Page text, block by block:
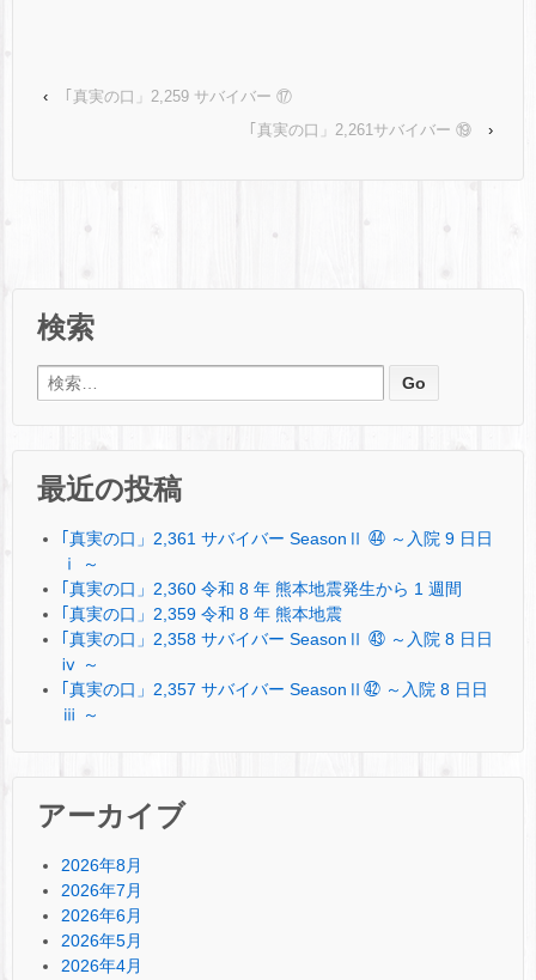
‹
｢真実の口」2,259 サバイバー ⑰
｢真実の口」2,261サバイバー ⑲
›
検索
検索:
最近の投稿
｢真実の口」2,361 サバイバー SeasonⅡ ㊹ ～入院 9 日日
ⅰ ～
｢真実の口」2,360 令和 8 年 熊本地震発生から 1 週間
｢真実の口」2,359 令和 8 年 熊本地震
｢真実の口」2,358 サバイバー SeasonⅡ ㊸ ～入院 8 日日
ⅳ ～
｢真実の口」2,357 サバイバー SeasonⅡ㊷ ～入院 8 日日
ⅲ ～
アーカイブ
2026年8月
2026年7月
2026年6月
2026年5月
2026年4月